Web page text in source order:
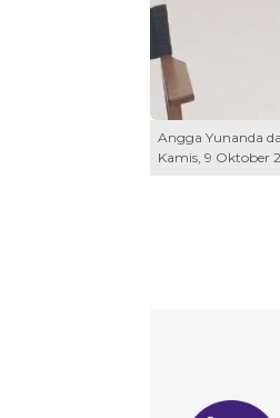
Angga Yunanda
Kamis, 9 Oktober